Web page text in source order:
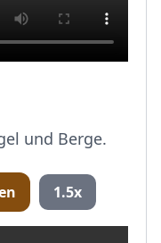
und Berge.
1.5x